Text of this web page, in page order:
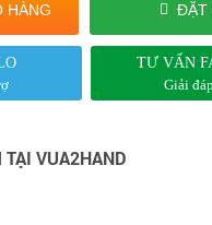
HÀNG ĐẶT
TƯ VẤN
Giải
VUA2HAND